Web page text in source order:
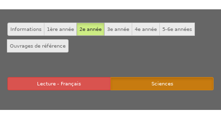
Informations 1ère année 2e année 3e année 4e année 5-6e années
Ouvrages de référence
Lecture - Français Sciences